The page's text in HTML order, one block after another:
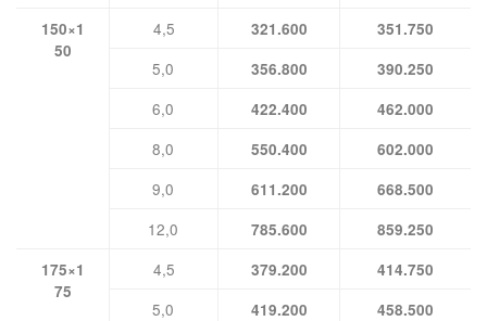
150×1
50
4,5 321.600 351.750
5,0 356.800 390.250
6,0 422.400 462.000
8,0 550.400 602.000
9,0 611.200 668.500
12,0 785.600
859.250
175×1
75
4,5 379.200 414.750
5,0 419.200 458.500